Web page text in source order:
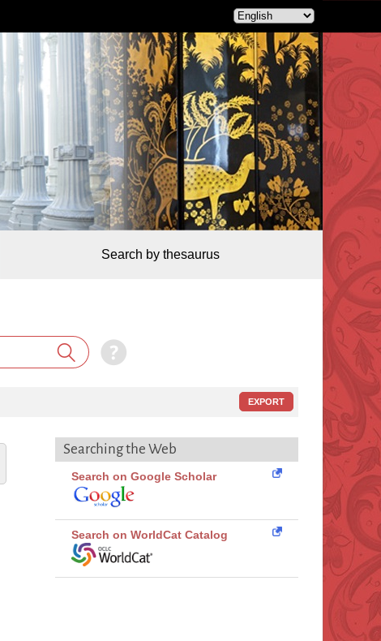
Search by thesaurus
EXPORT
Searching the Web
Search on Google Scholar
Search on WorldCat Catalog